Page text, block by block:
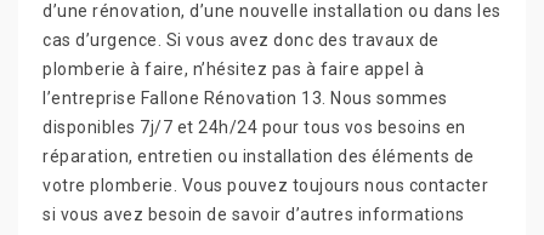
d’une rénovation, d’une nouvelle installation ou dans les
cas d’urgence. Si vous avez donc des travaux de
plomberie à faire, n’hésitez pas à faire appel à
l’entreprise Fallone Rénovation 13. Nous sommes
disponibles 7j/7 et 24h/24 pour tous vos besoins en
réparation, entretien ou installation des éléments de
votre plomberie. Vous pouvez toujours nous contacter
si vous avez besoin de savoir d’autres informations